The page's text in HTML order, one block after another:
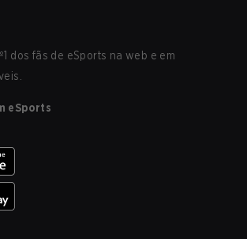
dos fãs de eSports na web e em
eSports